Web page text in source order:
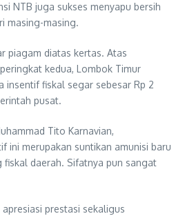
NTB juga sukses menyapu bersih
masing-masing.
piagam diatas kertas. Atas
kedua, Lombok Timur
insentif fiskal segar sebesar Rp 2
pusat.
Tito Karnavian,
ini merupakan suntikan amunisi baru
fiskal daerah. Sifatnya pun sangat
prestasi sekaligus